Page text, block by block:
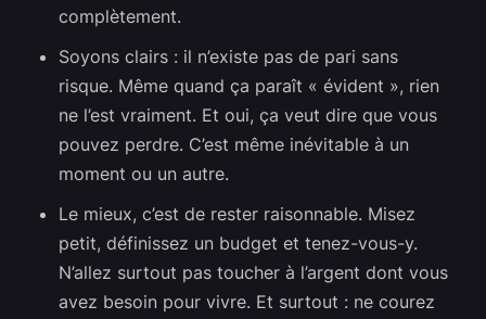
complètement.
Soyons clairs : il n’existe pas de pari sans
risque. Même quand ça paraît « évident », rien
ne l’est vraiment. Et oui, ça veut dire que vous
pouvez perdre. C’est même inévitable à un
moment ou un autre.
Le mieux, c’est de rester raisonnable. Misez
petit, définissez un budget et tenez-vous-y.
N’allez surtout pas toucher à l’argent dont vous
avez besoin pour vivre. Et surtout : ne courez